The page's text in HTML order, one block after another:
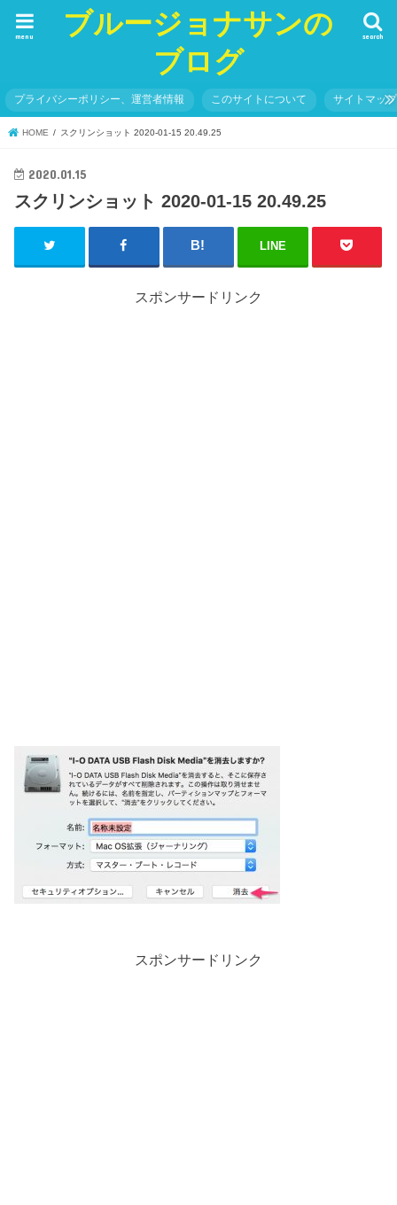
ブルージョナサンの
ブログ
search
menu
プライバシーポリシー、運営者情報 このサイトについて サイトマップ
HOME スクリンショット 2020-01-15 20.49.25
2020.01.15
スクリンショット 2020-01-15 20.49.25
LINE
スポンサードリンク
スポンサードリンク